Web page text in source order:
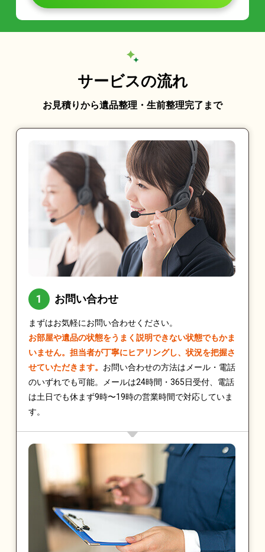
サービスの流れ
お見積りから遺品整理・生前整理完了まで
お問い合わせ
まずはお気軽にお問い合わせください。
お部屋や遺品の状態をうまく説明できない状態でもかま
いません。担当者が丁寧にヒアリングし、状況を把握さ
せていただきます。 お問い合わせの方法はメール・電話
のいずれでも可能。メールは24時間・365日受付、電話
は土日でも休まず9時〜19時の営業時間で対応していま
す。